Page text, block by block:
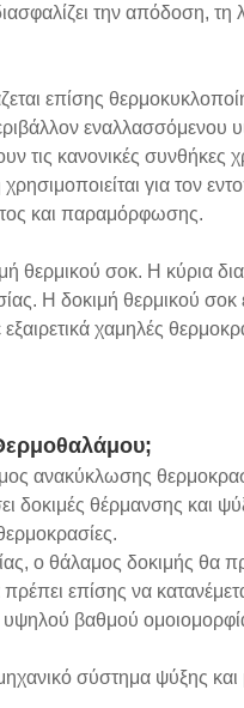
την απόδοση, τη
επίσης
εναλλασσόμενου
τις κανονικές
για τον
και παραμόρφωσης.
θερμικού σοκ. Η κύρια
Η δοκιμή θερμικού σοκ
εξαιρετικά χαμηλές
ανακύκλωσης
δοκιμές θέρμανσης και
ο θάλαμος δοκιμής θα
επίσης να
βαθμού
σύστημα ψύξης